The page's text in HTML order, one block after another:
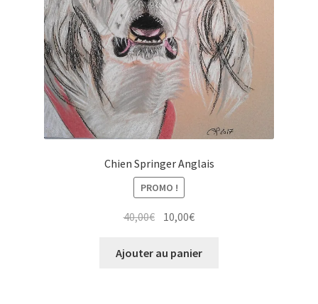
Chien Springer Anglais
PROMO !
40,00€ Le
initial
10,00€Le
actuel
Ajouter au panier